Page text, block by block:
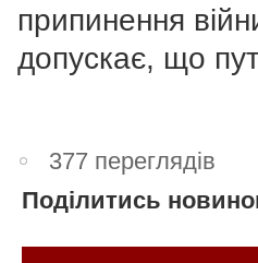
припинення
допускає, що
377 переглядів
Поділитись